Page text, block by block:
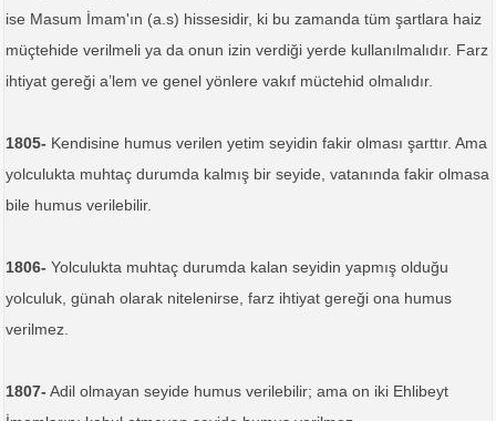
ise Masum İmam'ın (a.s) hissesidir, ki bu zamanda tüm şartlara haiz
müçtehide verilmeli ya da onun izin verdiği yerde kullanılmalıdır. Farz
ihtiyat gereği a’lem ve genel yönlere vakıf müctehid olmalıdır.
1805- Kendisine humus verilen yetim seyidin fakir olması şarttır. Ama
yolculukta muhtaç durumda kalmış bir seyide, vatanında fakir olmasa
bile humus verilebilir.
1806- Yolculukta muhtaç durumda kalan seyidin yapmış olduğu
yolculuk, günah olarak nitelenirse, farz ihtiyat gereği ona humus
verilmez.
1807- Adil olmayan seyide humus verilebilir; ama on iki Ehlibeyt